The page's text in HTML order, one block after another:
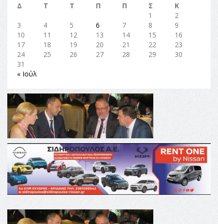
Δ
Τ Τ Π Π Σ
Κ
1
2
3
4 5 6 7 8
9
10
11 12 13 14 15
16
17
18 19 20 21 22
23
24
25 26 27 28 29
30
31
« Ιούλ